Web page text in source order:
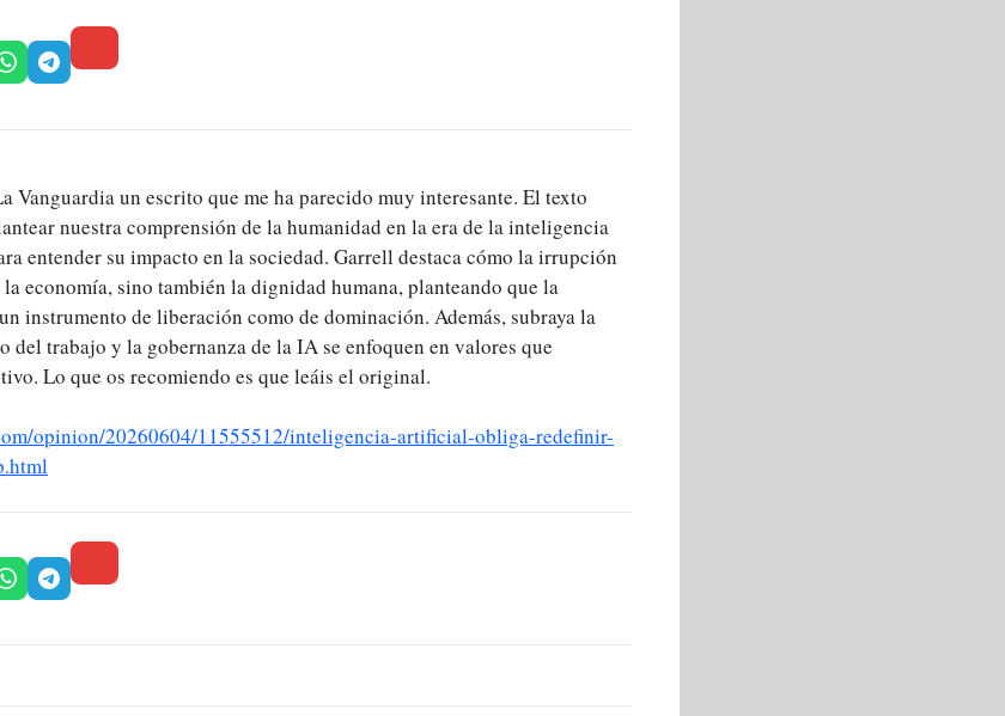
Vanguardia un escrito que me ha parecido muy interesante. El texto
nuestra comprensión de la humanidad en la era de la inteligencia
entender su impacto en la sociedad. Garrell destaca cómo la irrupción
economía, sino también la dignidad humana, planteando que la
instrumento de liberación como de dominación. Además, subraya la
del trabajo y la gobernanza de la IA se enfoquen en valores que
Lo que os recomiendo es que leáis el original.
opinion/20260604/11555512/inteligencia-artificial-obliga-redefinir-